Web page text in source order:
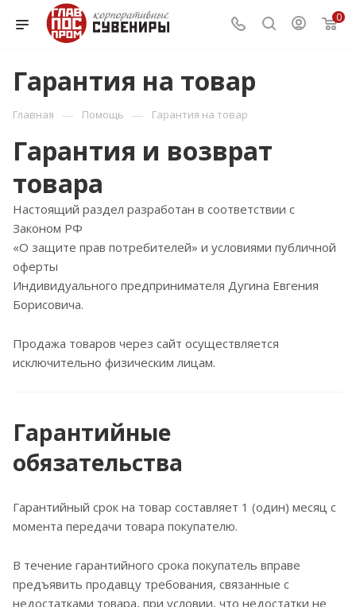
0
Гарантия на товар
Главная — Помощь — Гарантия на товар
Гарантия и возврат
товара
Настоящий раздел разработан в соответствии с
Законом РФ
«О защите прав потребителей» и условиями публичной
оферты
Индивидуального предпринимателя Дугина Евгения
Борисовича.
Продажа товаров через сайт осуществляется
исключительно физическим лицам.
Гарантийные
обязательства
Гарантийный срок на товар составляет 1 (один) месяц с
момента передачи товара покупателю.
В течение гарантийного срока покупатель вправе
предъявить продавцу требования, связанные с
недостатками товара, при условии, что недостатки не